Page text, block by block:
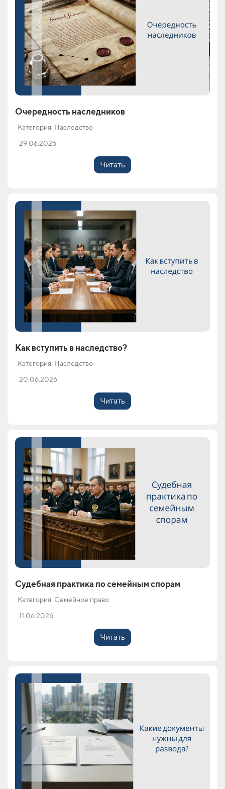
Очередность наследников
Категория: Наследство
29.06.2026
Читать
Как вступить в наследство?
Категория: Наследство
20.06.2026
Читать
Судебная практика по семейным спорам
Категория: Семейное право
11.06.2026
Читать